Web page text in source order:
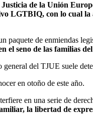
de la Unión
LGTBIQ, con lo cual
paquete de enmiendas
el seno de las familias
del TJUE suele
en otoño de este año.
en una serie de
la libertad de